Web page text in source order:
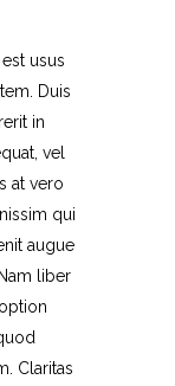
usus
Duis
in
vel
at vero
qui
augue
liber
Claritas